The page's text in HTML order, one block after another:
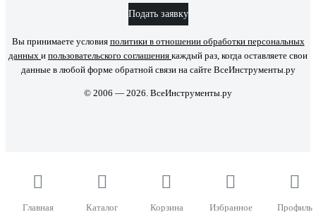
Главная Каталог Корзина Избранное Профиль
Подать заявку
Вы принимаете условия политики в отношении обработки персональных
данных и пользовательского соглашения каждый раз, когда оставляете свои
данные в любой форме обратной связи на сайте ВсеИнструменты.ру
© 2006 — 2026. ВсеИнструменты.ру